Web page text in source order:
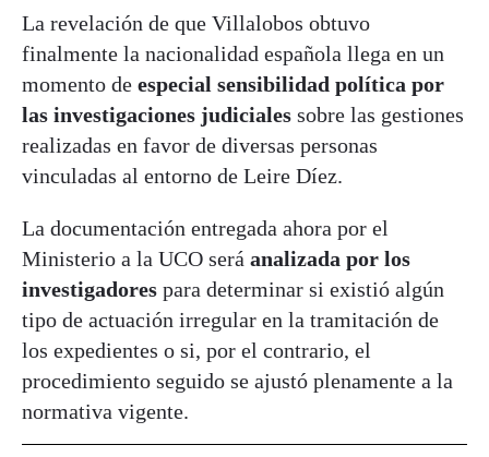
La revelación de que Villalobos obtuvo
finalmente la nacionalidad española llega en un
momento de especial sensibilidad política por
las investigaciones judiciales sobre las gestiones
realizadas en favor de diversas personas
vinculadas al entorno de Leire Díez.
La documentación entregada ahora por el
Ministerio a la UCO será analizada por los
investigadores para determinar si existió algún
tipo de actuación irregular en la tramitación de
los expedientes o si, por el contrario, el
procedimiento seguido se ajustó plenamente a la
normativa vigente.